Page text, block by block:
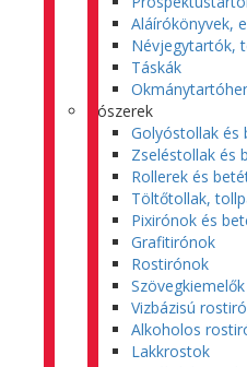
Aláírókönyvek,
Névjegytartók,
Táskák
Írószerek
Golyóstollak és
Zseléstollak és
Rollerek és
Töltőtollak,
Pixirónok és
Grafitirónok
Rostirónok
Szövegkiemelők
Vizbázisú
Alkoholos
Lakkrostok